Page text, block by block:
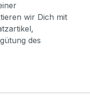
wir Dich mit
des